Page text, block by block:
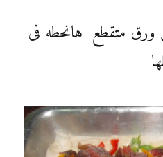
ورق متقطع هانحطه فى